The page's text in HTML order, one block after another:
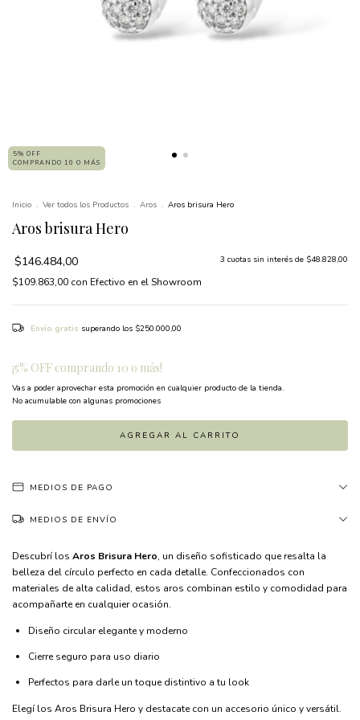
5% OFF
COMPRANDO 10 O MÁS
Inicio . Ver todos los Productos . Aros . Aros brisura Hero
Aros brisura Hero
$146.484,00 3 cuotas sin interés de $48.828,00
$109.863,00 con Efectivo en el Showroom
Envío gratis superando los $250.000,00
¡5% OFF comprando 10 o más!
Vas a poder aprovechar esta promoción en cualquier producto de la tienda.
No acumulable con algunas promociones
MEDIOS DE PAGO
MEDIOS DE ENVÍO
Descubrí los Aros Brisura Hero, un diseño sofisticado que resalta la
belleza del círculo perfecto en cada detalle. Confeccionados con
materiales de alta calidad, estos aros combinan estilo y comodidad para
acompañarte en cualquier ocasión.
Diseño circular elegante y moderno
Cierre seguro para uso diario
Perfectos para darle un toque distintivo a tu look
Elegí los Aros Brisura Hero y destacate con un accesorio único y versátil.